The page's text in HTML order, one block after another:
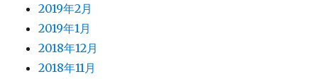
2019年2月
2019年1月
2018年12月
2018年11月